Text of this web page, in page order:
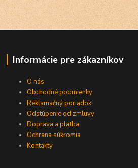
Informácie pre zákazníkov
O nás
Obchodné podmienky
Reklamačný poriadok
Odstúpenie od zmluvy
Doprava a platba
Ochrana súkromia
Kontakty